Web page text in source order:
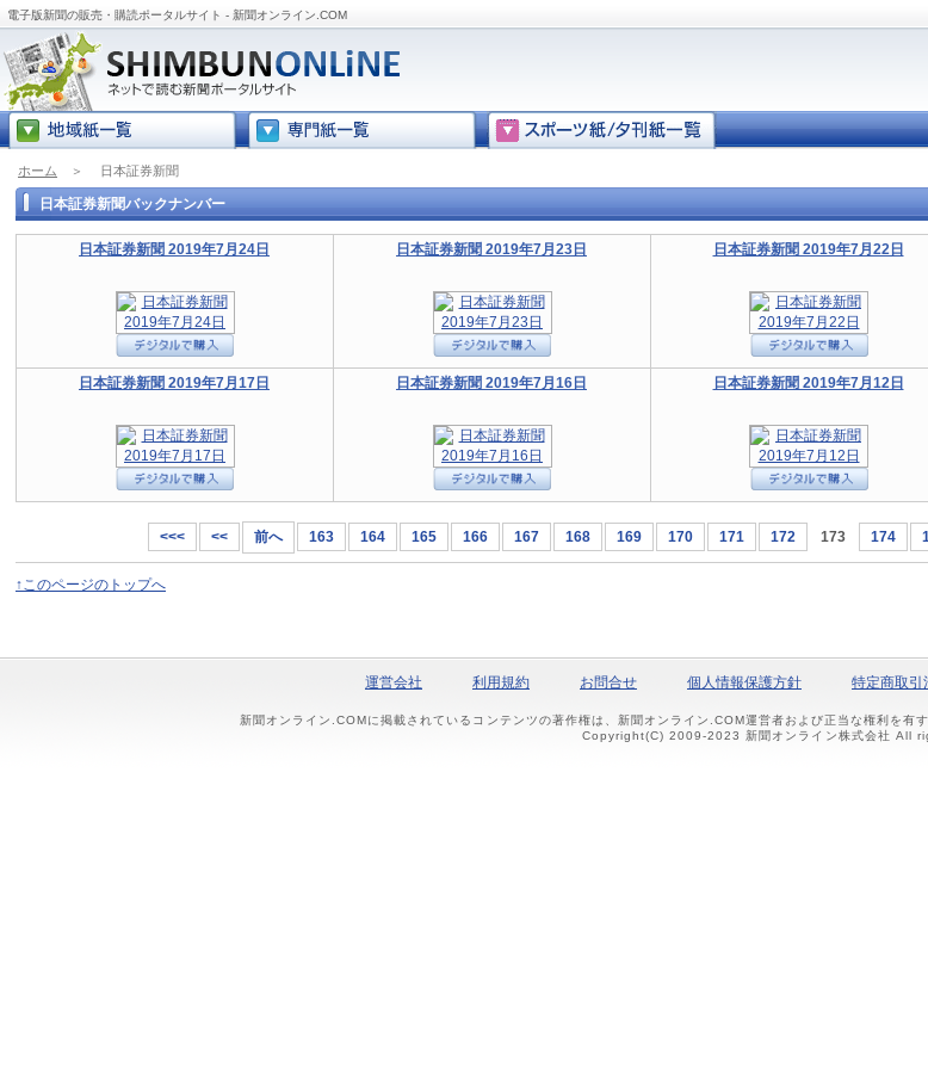
電子版新聞の販売・購読ポータルサイト - 新聞オンライン.COM
ホーム ＞ 日本証券新聞
日本証券新聞バックナンバー
日本証券新聞 2019年7月24日 日本証券新聞 2019年7月23日 日本証券新聞 2019年7月22日
日本証券新聞 2019年7月17日 日本証券新聞 2019年7月16日 日本証券新聞 2019年7月12日
<<< << 前へ 163 164 165 166 167 168 169 170 171 172 173 174
↑このページのトップへ
運営会社 利用規約 お問合せ 個人情報保護方針 特定商取引
新聞オンライン.COMに掲載されているコンテンツの著作権は、新聞オンライン.COM運営者および正当な権利を有
Copyright(C) 2009-2023 新聞オンライン株式会社 All